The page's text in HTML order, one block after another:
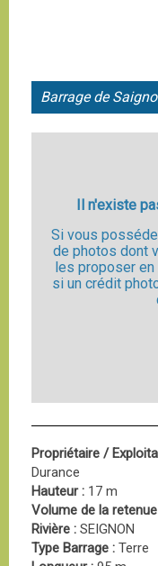
Barrage de
Il n'existe
Si vous
de photos dont
les proposer en
si un crédit
Propriétaire /
Durance
Hauteur : 17 m
Volume de la
Rivière : SEIGNON
Type Barrage : Terre